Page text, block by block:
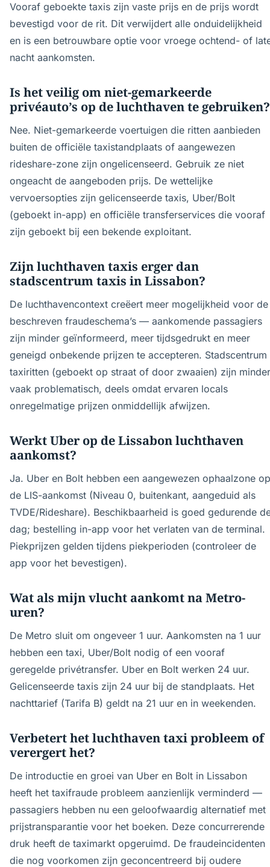
Vooraf geboekte taxis zijn vaste prijs en de prijs wordt
bevestigd voor de rit. Dit verwijdert alle onduidelijkheid
en is een betrouwbare optie voor vroege ochtend- of
nacht aankomsten.
Is het veilig om niet-gemarkeerde
privéauto’s op de luchthaven te gebruiken?
Nee. Niet-gemarkeerde voertuigen die ritten aanbieden
buiten de officiële taxistandplaats of aangewezen
rideshare-zone zijn ongelicenseerd. Gebruik ze niet
ongeacht de aangeboden prijs. De wettelijke
vervoersopties zijn gelicenseerde taxis, Uber/Bolt
(geboekt in-app) en officiële transferservices die vooraf
zijn geboekt bij een bekende exploitant.
Zijn luchthaven taxis erger dan
stadscentrum taxis in Lissabon?
De luchthavencontext creëert meer mogelijkheid voor de
beschreven fraudeschema’s — aankomende passagiers
zijn minder geïnformeerd, meer tijdsgedrukt en meer
geneigd onbekende prijzen te accepteren. Stadscentrum
taxiritten (geboekt op straat of door zwaaien) zijn minder
vaak problematisch, deels omdat ervaren locals
onregelmatige prijzen onmiddellijk afwijzen.
Werkt Uber op de Lissabon luchthaven
aankomst?
Ja. Uber en Bolt hebben een aangewezen ophaalzone op
de LIS-aankomst (Niveau 0, buitenkant, aangeduid als
TVDE/Rideshare). Beschikbaarheid is goed gedurende
dag; bestelling in-app voor het verlaten van de terminal.
Piekprijzen gelden tijdens piekperioden (controleer de
app voor het bevestigen).
Wat als mijn vlucht aankomt na Metro-
uren?
De Metro sluit om ongeveer 1 uur. Aankomsten na 1 uur
hebben een taxi, Uber/Bolt nodig of een vooraf
geregelde privétransfer. Uber en Bolt werken 24 uur.
Gelicenseerde taxis zijn 24 uur bij de standplaats. Het
nachttarief (Tarifa B) geldt na 21 uur en in weekenden.
Verbetert het luchthaven taxi probleem of
verergert het?
De introductie en groei van Uber en Bolt in Lissabon
heeft het taxifraude probleem aanzienlijk verminderd —
passagiers hebben nu een geloofwaardig alternatief met
prijstransparantie voor het boeken. Deze concurrerende
druk heeft de taximarkt opgeruimd. De fraudeincidenten
die nog voorkomen zijn geconcentreerd bij oudere